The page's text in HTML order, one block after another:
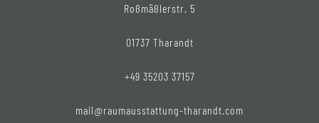
Roßmäßlerstr. 5
01737 Tharandt
+49 35203 37157
mail@raumausstattung-tharandt.com